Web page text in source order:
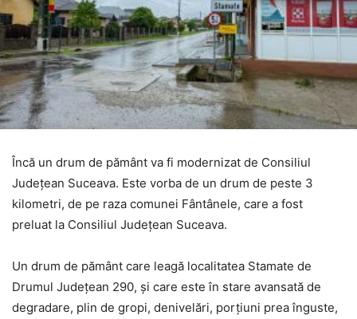
Încă un drum de pământ va fi modernizat de Consiliul
Județean Suceava. Este vorba de un drum de peste 3
kilometri, de pe raza comunei Fântânele, care a fost
preluat la Consiliul Județean Suceava.
Un drum de pământ care leagă localitatea Stamate de
Drumul Județean 290, și care este în stare avansată de
degradare, plin de gropi, denivelări, porțiuni prea înguste,